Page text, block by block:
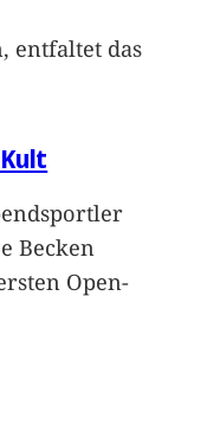
entfaltet das
Becken
Open-